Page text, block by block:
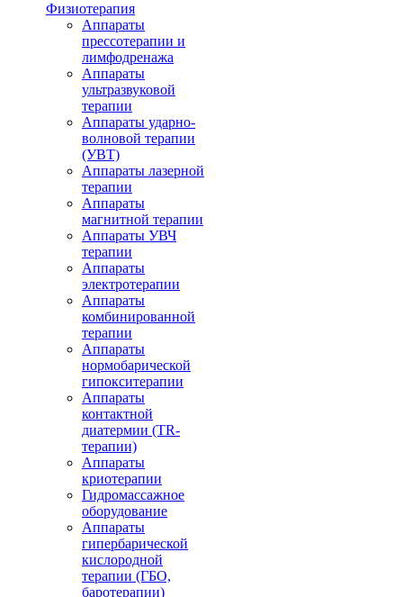
Физиотерапия
Аппараты
прессотерапии и
лимфодренажа
Аппараты
ультразвуковой
терапии
Аппараты ударно-
волновой терапии
(УВТ)
Аппараты лазерной
терапии
Аппараты
магнитной терапии
Аппараты УВЧ
терапии
Аппараты
электротерапии
Аппараты
комбинированной
терапии
Аппараты
нормобарической
гипокситерапии
Аппараты
контактной
диатермии (TR-
терапии)
Аппараты
криотерапии
Гидромассажное
оборудование
Аппараты
гипербарической
кислородной
терапии (ГБО,
баротерапии)